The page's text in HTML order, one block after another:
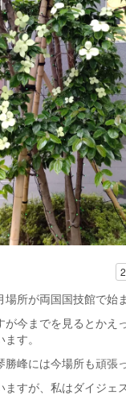
所が両国国技館で始
今までを見るとかえ
す。
峰には今場所も頑張
すが、私はダイジェ